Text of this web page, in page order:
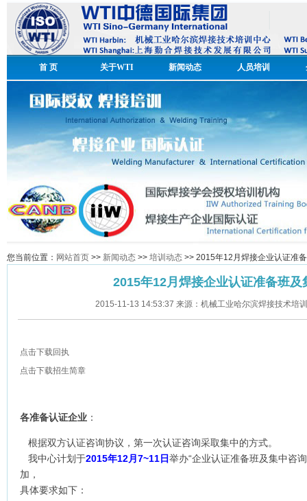
首 页 关于WTI 新闻动态 人员培训
您当前位置： 网站首页 >> 新闻动态 >> 培训动态 >> 2015年12月焊接企业认证准
2015年12月焊接企业认证准备班及
2015-11-13 14:53:37 来源：机械工业哈尔滨焊接技术培
点击下载回执
点击下载招生简章
各准备认证企业 ：
根据双方认证咨询协议，第一次认证咨询采取集中的方式。
我中心计划于2015年12月7~11日举办“企业认证准备班及集中咨
加，
具体要求如下：